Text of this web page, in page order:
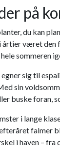
på
du kan
været
sommeren
sig til
sin
buske
i lange
falmer
i haven – fra